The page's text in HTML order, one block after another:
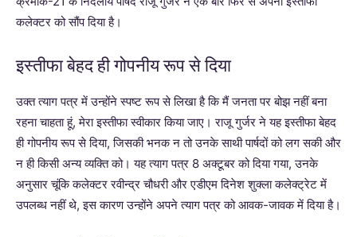
कलेक्टर को सौंप दिया है।
इस्तीफा बेहद ही गोपनीय रूप से दिया
उक्त त्याग पत्र में उन्होंने स्पष्ट रूप से लिखा है कि मैं जनता पर बोझ नहीं बना
रहना चाहता हूं, मेरा इस्तीफा स्वीकार किया जाए। राजू गुर्जर ने यह इस्तीफा बेहद
ही गोपनीय रूप से दिया, जिसकी भनक न तो उनके साथी पार्षदों को लग सकी और
न ही किसी अन्य व्यक्ति को। यह त्याग पत्र 8 अक्टूबर को दिया गया, उनके
अनुसार चूंकि कलेक्टर रवीन्द्र चौधरी और एडीएम दिनेश शुक्ला कलेक्ट्रेट में
उपलब्ध नहीं थे, इस कारण उन्होंने अपने त्याग पत्र को आवक-जावक में दिया है।